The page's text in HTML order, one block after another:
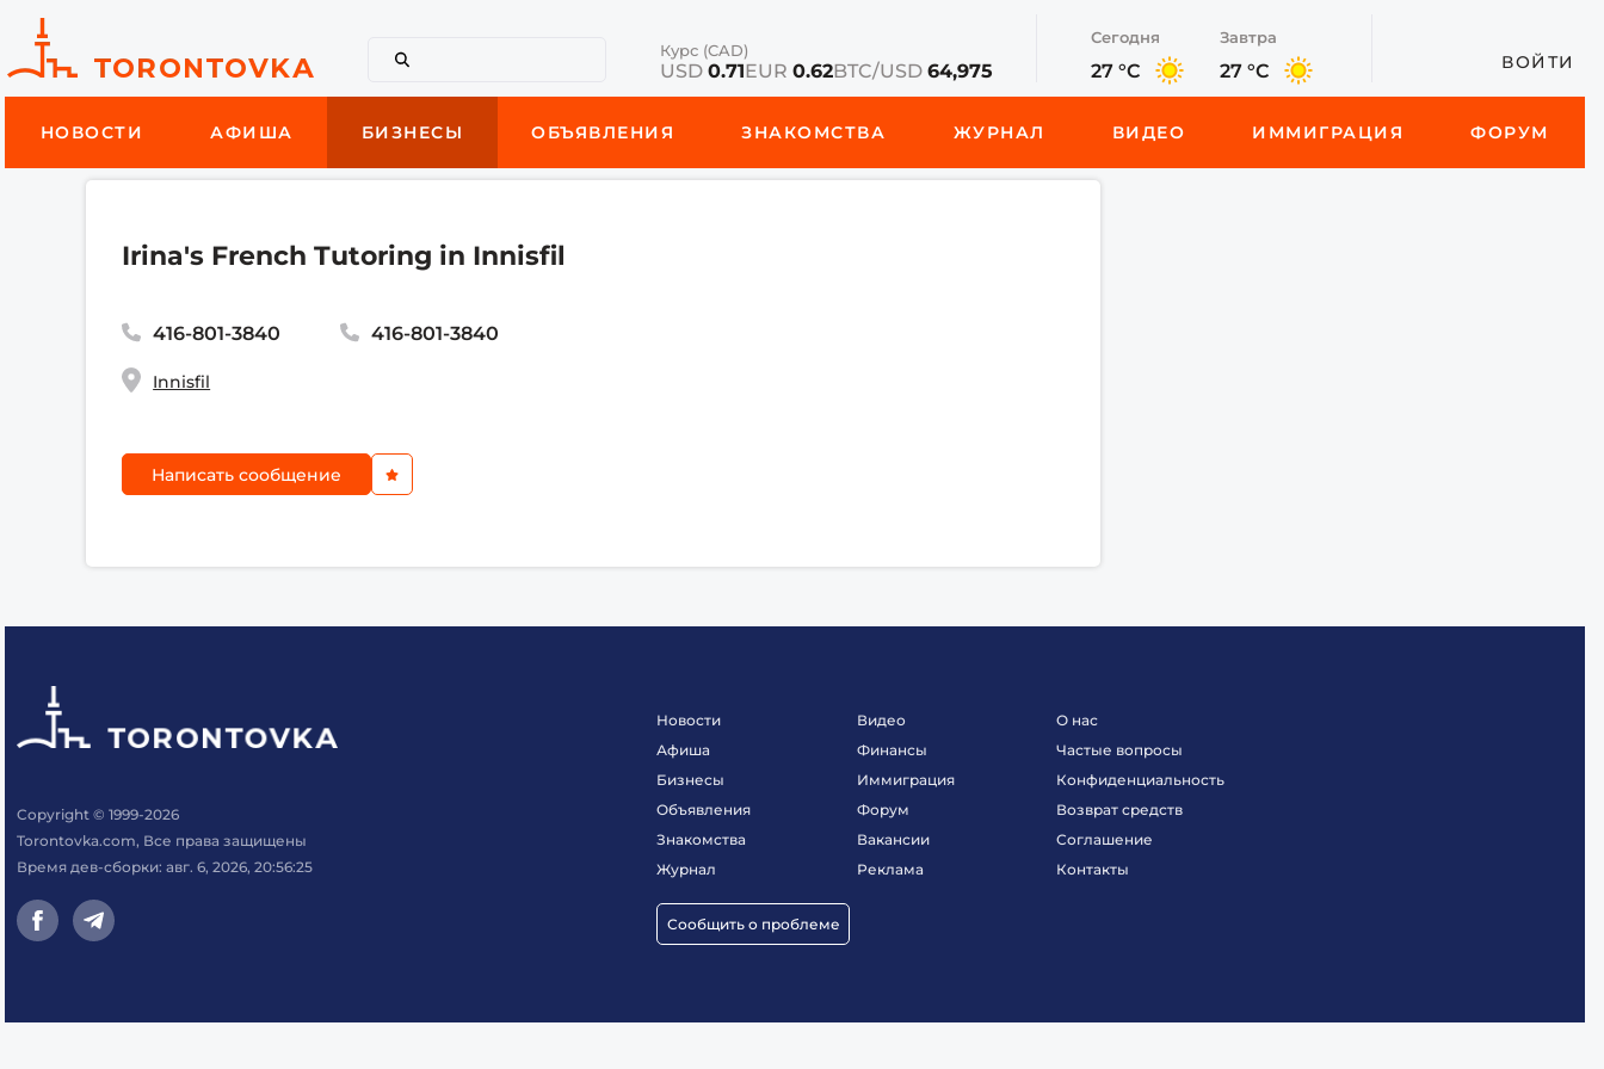
Курс (CAD)
USD 0.71EUR 0.62BTC/USD 64,975
Сегодня
27 °C
Завтра
27 °C ВОЙТИ
НОВОСТИ АФИША БИЗНЕСЫ ОБЪЯВЛЕНИЯ ЗНАКОМСТВА ЖУРНАЛ ВИДЕО ИММИГРАЦИЯ ФОРУМ
Irina's French Tutoring in Innisfil
416-801-3840 416-801-3840
Innisfil
Написать сообщение
Copyright © 1999-2026
Torontovka.com, Все права защищены
Время дев-сборки: авг. 6, 2026, 20:56:25
Новости
Афиша
Бизнесы
Объявления
Знакомства
Журнал
Сообщить о проблеме
Видео
Финансы
Иммиграция
Форум
Вакансии
Реклама
О нас
Частые вопросы
Конфиденциальность
Возврат средств
Соглашение
Контакты